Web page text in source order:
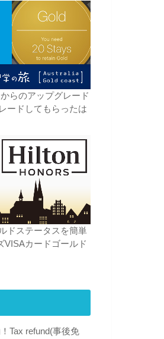
らのアップグレード
ードしてもらったは
ドステータスを簡単
VISAカードゴールド
Tax refund(事後免